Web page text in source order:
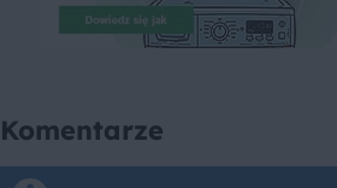
Komentarze